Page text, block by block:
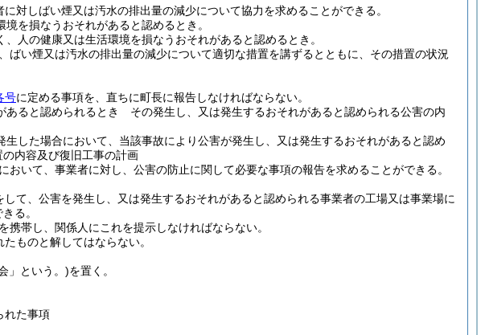
対しばい煙又は汚水の排出量の減少について協力を求めることができる。
を損なうおそれがあると認めるとき。
人の健康又は生活環境を損なうおそれがあると認めるとき。
ばい煙又は汚水の排出量の減少について適切な措置を講ずるとともに、その措置の状況
号に定める事項を、直ちに町長に報告しなければならない。
あると認められるとき その発生し、又は発生するおそれがあると認められる公害の内
した場合において、当該事故により公害が発生し、又は発生するおそれがあると認め
内容及び復旧工事の計画
いて、事業者に対し、公害の防止に関して必要な事項の報告を求めることができる。
て、公害を発生し、又は発生するおそれがあると認められる事業者の工場又は事業場に
る。
帯し、関係人にこれを提示しなければならない。
ものと解してはならない。
」という。)を置く。
れた事項